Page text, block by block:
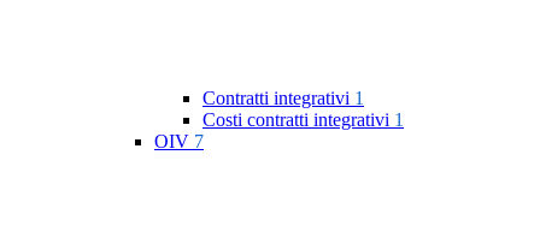
Contratti integrativi 1
Costi contratti integrativi 1
OIV 7